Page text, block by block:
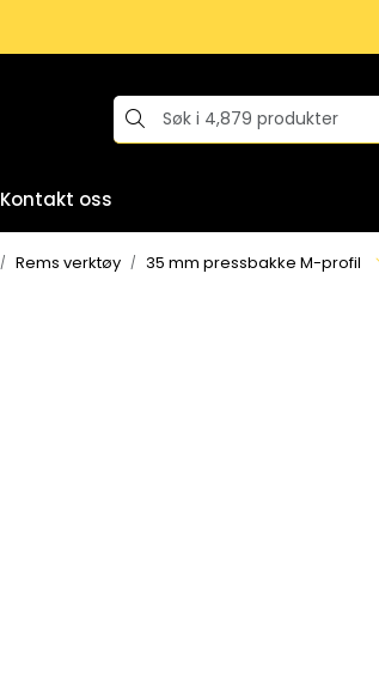
Kontakt oss
Rems verktøy 35 mm pressbakke M-profil